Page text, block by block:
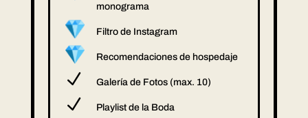
monograma
Filtro de Instagram
Recomendaciones de hospedaje
N Galería de Fotos (max. 10)
N Playlist de la Boda